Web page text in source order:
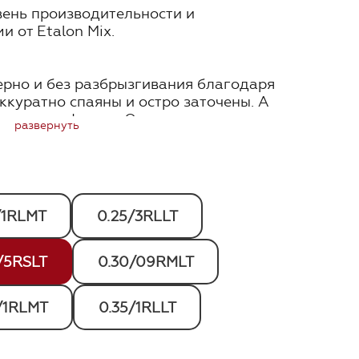
производительности и
от Etalon Mix.
и без разбрызгивания благодаря
спаяны и остро заточены. А
форму. Они изготовлены из
прошли стерилизацию и
Пластик картриджа качественный и
— 16 штук.
развернуть
0.25/3RLLT
0.30/09RMLT
0.35/1RLLT